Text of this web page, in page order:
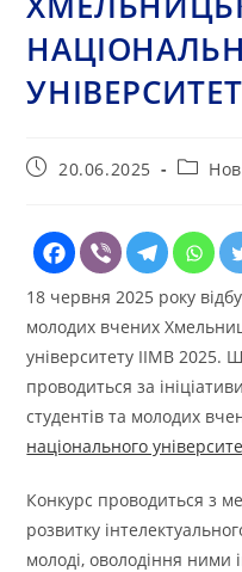
Запис20.06.2025
18 червня 2025 року
молодих вчених
університету ІІМВ 2025.
проводиться за
студентів та молодих
національного
Конкурс проводиться з
розвитку
молоді, оволодіння ними